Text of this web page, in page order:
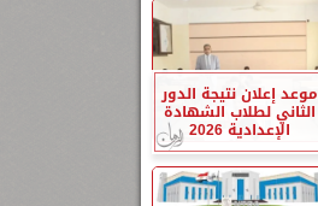
موعد إعلان نتيجة الدور
الثاني لطلاب الشهادة
الإعدادية 2026